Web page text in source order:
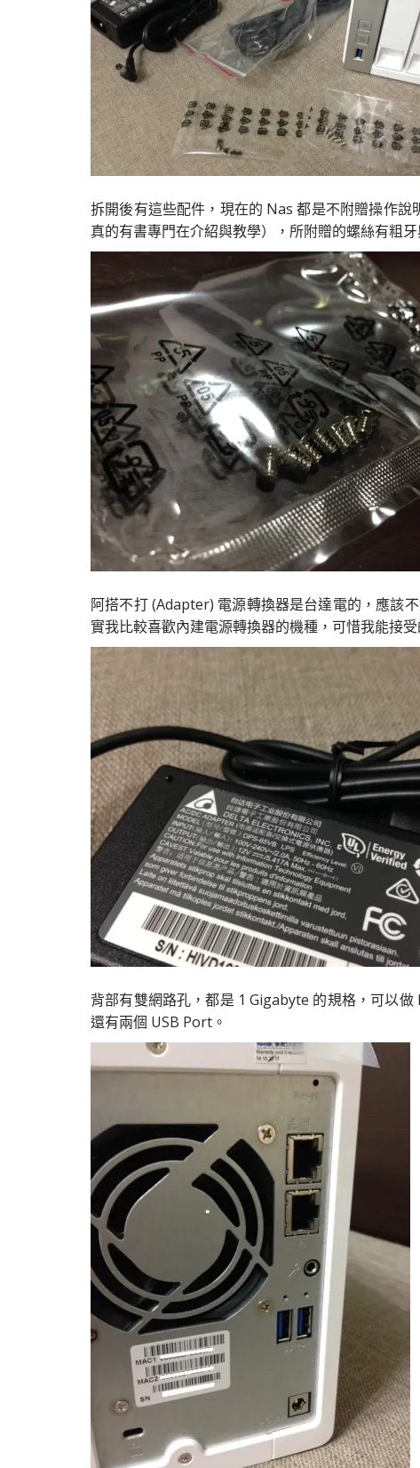
拆開後有這些配件，現在的 Nas 都是不附贈操作
真的有書專門在介紹與教學），所附贈的螺絲有粗
阿搭不打 (Adapter) 電源轉換器是台達電的，應該
實我比較喜歡內建電源轉換器的機種，可惜我能接
背部有雙網路孔，都是 1 Gigabyte 的規格，可以
還有兩個 USB Port。